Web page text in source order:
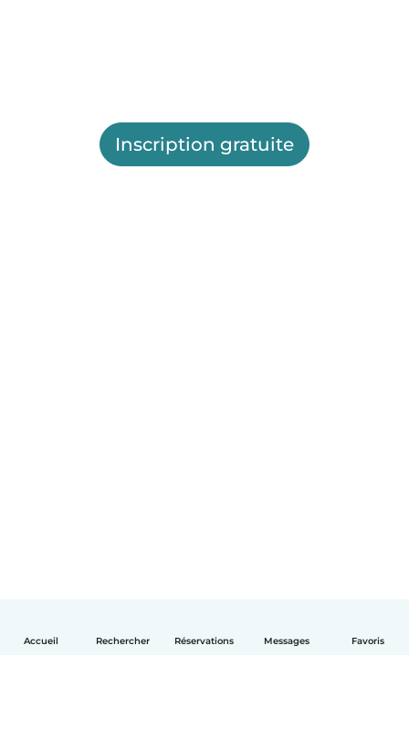
Accueil Rechercher Réservations Messages Favoris
Inscription gratuite